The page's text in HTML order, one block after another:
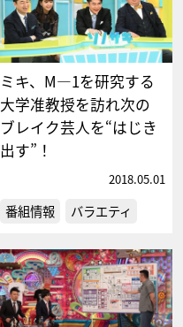
ミキ、M―1を研究する
大学准教授を訪れ次の
ブレイク芸人を“はじき
出す”！
2018.05.01
番組情報 バラエティ